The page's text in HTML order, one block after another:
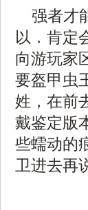
强者才
以．肯定
向游玩家
要盔甲虫
姓，在前
戴鉴定版
些蠕动的
卫进去再